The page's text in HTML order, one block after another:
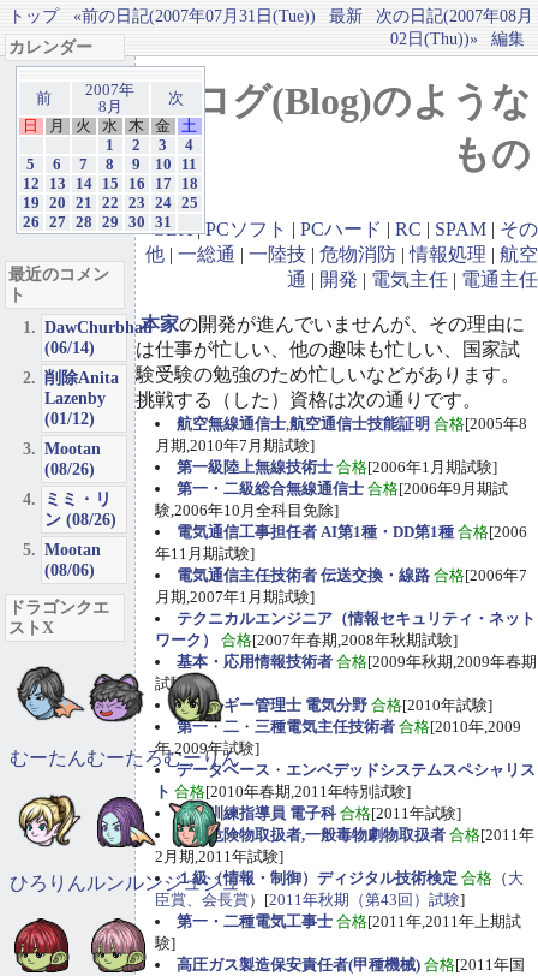
トップ «前の日記(2007年07月31日(Tue)) 最新
次の日記(2007年08月
02日(Thu))»
編集
ブログ(Blog)のような
もの
GBA|PCソフト | PCハード | RC | SPAM | その
他 | 一総通 | 一陸技 | 危物消防 |情報処理 | 航空
通 | 開発 | 電気主任 | 電通主任
本家の開発が進んでいませんが、その理由に
は仕事が忙しい、他の趣味も忙しい、国家試
験受験の勉強のため忙しいなどがあります。
挑戦する（した）資格は次の通りです。
航空無線通信士,航空通信士技能証明 合格[2005年8
月期,2010年7月期試験]
第一級陸上無線技術士 合格[2006年1月期試験]
第一・二級総合無線通信士 合格[2006年9月期試
験,2006年10月全科目免除]
電気通信工事担任者 AI第1種・DD第1種 合格[2006
年11月期試験]
電気通信主任技術者 伝送交換・線路 合格[2006年7
月期,2007年1月期試験]
テクニカルエンジニア（情報セキュリティ・ネット
ワーク）
合格[2007年春期,2008年秋期試験]
基本・応用情報技術者 合格[2009年秋期,2009年春期
試験]
エネルギー管理士 電気分野 合格[2010年試験]
第一・二 ・ 三種電気主任技術者 合格[2010年,2009
年,2009年試験]
データベース ・ エンベデッドシステムスペシャリス
ト 合格[2010年春期,2011年特別試験]
職業訓練指導員 電子科 合格[2011年試験]
甲種危険物取扱者,一般毒物劇物取扱者 合格[2011年
2月期,2011年試験]
１級（情報・制御）ディジタル技術検定 合格 （ 大
臣賞、会長賞）[2011年秋期（第43回）試験]
第一・二種電気工事士 合格[2011年,2011年上期試
験]
高圧ガス製造保安責任者(甲種機械) 合格[2011年国
カレンダー
前
2007年
8月
次
日
月 火 水 木 金
土
1
2 3
4
5
6 7 8 9 10
11
12
13 14 15 16 17
18
19
20 21 22 23 24 25
26
27 28 29 30 31
最近のコメン
ト
DawChurbhab
(06/14)
削除Anita
Lazenby
(01/12)
Mootan
(08/26)
ミミ・リ
ン (08/26)
Mootan
(08/06)
ドラゴンクエ
ストX
むーたんむーたろむーりん
ひろりんルンルンジュジュ